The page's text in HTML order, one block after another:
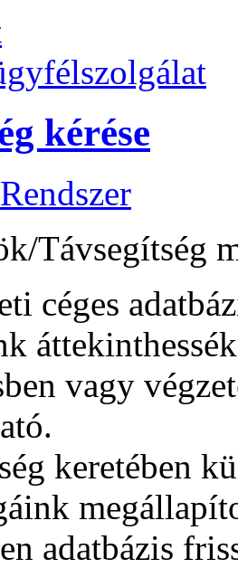
kérése
Rendszer
Távsegítség
céges
vagy
keretében
adatbázis